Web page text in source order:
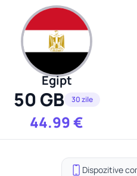
Egipt
50 GB 30 zile
44.99€
Dispozitive